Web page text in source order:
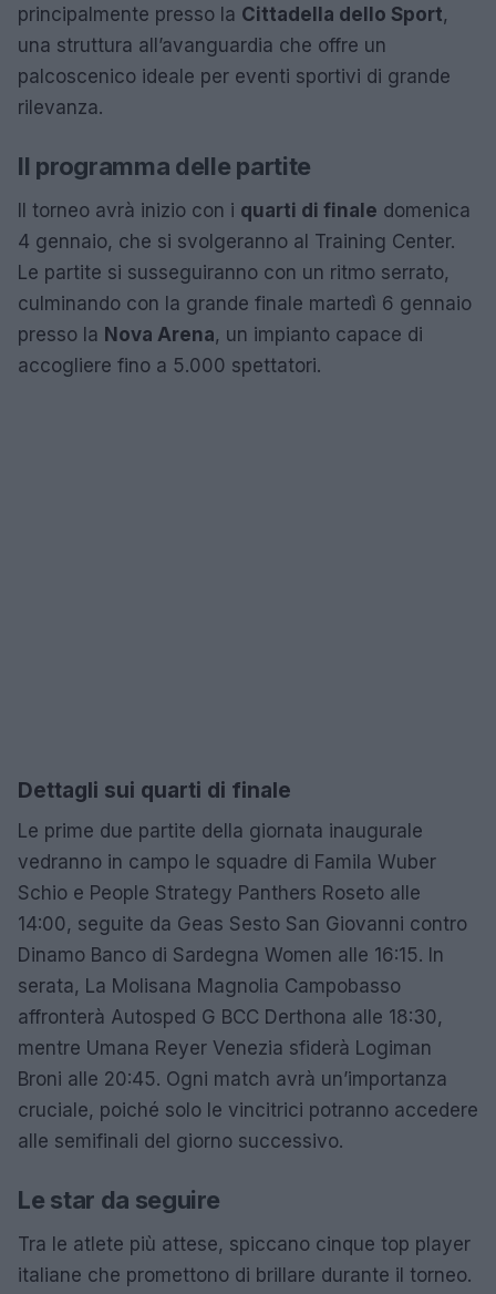
principalmente presso la Cittadella dello Sport,
una struttura all’avanguardia che offre un
palcoscenico ideale per eventi sportivi di grande
rilevanza.
Il programma delle partite
Il torneo avrà inizio con i quarti di finale domenica
4 gennaio, che si svolgeranno al Training Center.
Le partite si susseguiranno con un ritmo serrato,
culminando con la grande finale martedì 6 gennaio
presso la Nova Arena, un impianto capace di
accogliere fino a 5.000 spettatori.
Dettagli sui quarti di finale
Le prime due partite della giornata inaugurale
vedranno in campo le squadre di Famila Wuber
Schio e People Strategy Panthers Roseto alle
14:00, seguite da Geas Sesto San Giovanni contro
Dinamo Banco di Sardegna Women alle 16:15. In
serata, La Molisana Magnolia Campobasso
affronterà Autosped G BCC Derthona alle 18:30,
mentre Umana Reyer Venezia sfiderà Logiman
Broni alle 20:45. Ogni match avrà un’importanza
cruciale, poiché solo le vincitrici potranno accedere
alle semifinali del giorno successivo.
Le star da seguire
Tra le atlete più attese, spiccano cinque top player
italiane che promettono di brillare durante il torneo.